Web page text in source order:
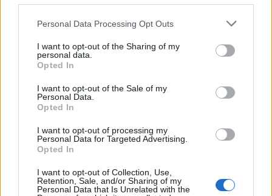
Personal Data Processing Opt Outs
I want to opt-out of the Sharing of my
personal data.
Opted In
I want to opt-out of the Sale of my
Personal Data.
Opted In
I want to opt-out of processing my
Personal Data for Targeted Advertising.
Opted In
I want to opt-out of Collection, Use,
Retention, Sale, and/or Sharing of my
Personal Data that Is Unrelated with the
Προηγούμενο άρθρο Επόμενο άρθρο